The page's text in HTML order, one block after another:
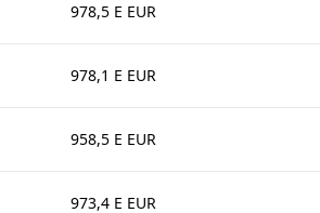
978,5 E EUR
978,1 E EUR
958,5 E EUR
973,4 E EUR